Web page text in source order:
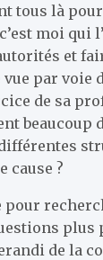
tous là
moi qui
et
par voie
de sa
cause ?
de la